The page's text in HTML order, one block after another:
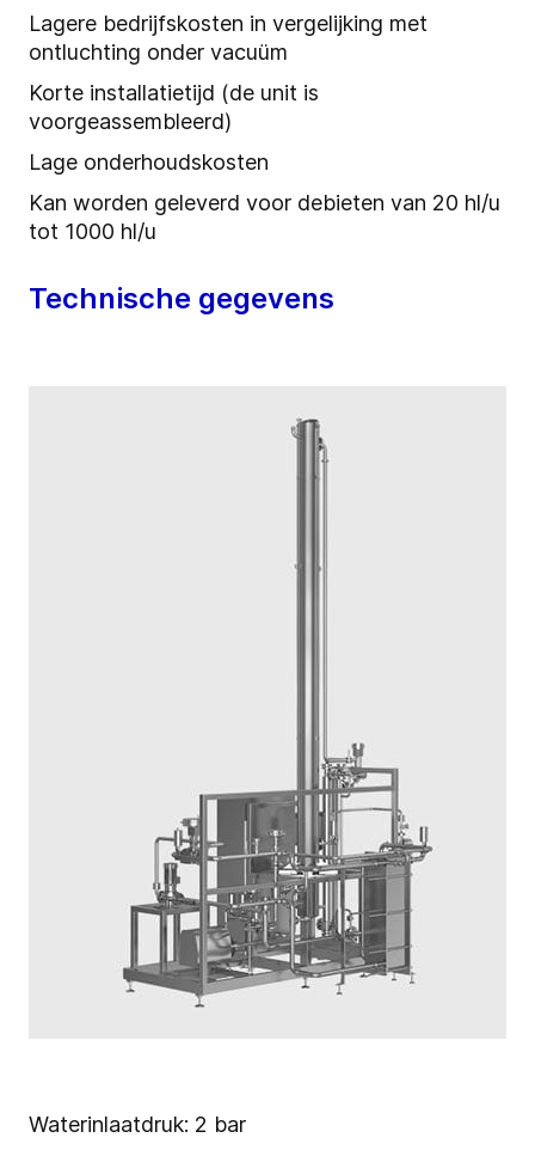
Lagere bedrijfskosten in vergelijking met
ontluchting onder vacuüm
Korte installatietijd (de unit is
voorgeassembleerd)
Lage onderhoudskosten
Kan worden geleverd voor debieten van 20 hl/u
tot 1000 hl/u
Technische gegevens
Waterinlaatdruk: 2 bar